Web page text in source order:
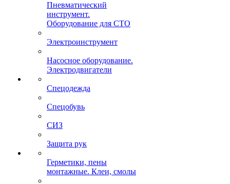
Пневматический
инструмент.
Оборудование для СТО
Электроинструмент
Насосное оборудование.
Электродвигатели
Спецодежда
Спецобувь
СИЗ
Защита рук
Герметики, пены
монтажные. Клеи, смолы